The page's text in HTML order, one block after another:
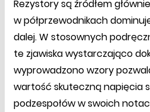
Rezystory są źródłem
w półprzewodnikach
dalej. W stosownych
te zjawiska wystarczająco
wyprowadzono wzory
wartość skuteczną napięcia
podzespołów w swoich